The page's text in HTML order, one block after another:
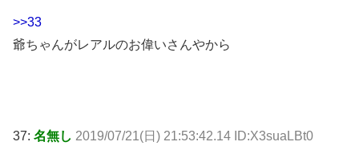
>>33
爺ちゃんがレアルのお偉いさんやから
37: 名無し 2019/07/21(日) 21:53:42.14 ID:X3suaLBt0